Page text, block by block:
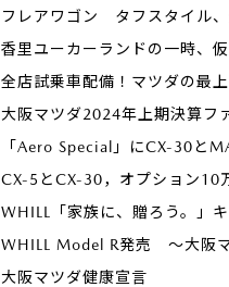
フレアワゴン タフスタイル、
香里ユーカーランドの一時、
全店試乗車配備！マツダの最
大阪マツダ2024年上期決算フ
「Aero Special」にCX-30と
CX-5とCX-30，オプション10
WHILL「家族に、贈ろう。」キ
WHILL Model R発売 ～大阪
大阪マツダ健康宣言